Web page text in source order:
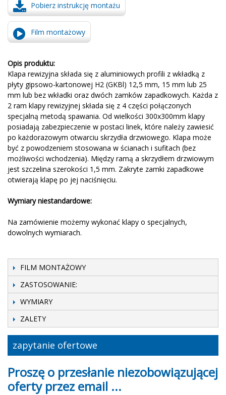
Pobierz instrukcję montażu
Film montażowy
Opis produktu:
Klapa rewizyjna składa się z aluminiowych profili z wkładką z
płyty gipsowo-kartonowej H2 (GKBl) 12,5 mm, 15 mm lub 25
mm lub bez wkładki oraz dwóch zamków zapadkowych. Każda z
2 ram klapy rewizyjnej składa się z 4 części połączonych
specjalną metodą spawania. Od wielkości 300x300mm klapy
posiadają zabezpieczenie w postaci linek, które należy zawiesić
po każdorazowym otwarciu skrzydła drzwiowego. Klapa może
być z powodzeniem stosowana w ścianach i sufitach (bez
możliwości wchodzenia). Między ramą a skrzydłem drzwiowym
jest szczelina szerokości 1,5 mm. Zakryte zamki zapadkowe
otwierają klapę po jej naciśnięciu.
Wymiary niestandardowe:
Na zamówienie możemy wykonać klapy o specjalnych,
dowolnych wymiarach.
FILM MONTAŻOWY
ZASTOSOWANIE:
WYMIARY
ZALETY
zapytanie ofertowe
Proszę o przesłanie niezobowiązującej
oferty przez email ...